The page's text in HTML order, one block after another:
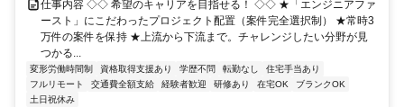
仕事内容 ◇◇ 希望のキャリアを目指せる！ ◇◇ ★「エンジニアファ
ースト」にこだわったプロジェクト配置（案件完全選択制） ★常時3
万件の案件を保持 ★上流から下流まで。チャレンジしたい分野が見
つかる...
変形労働時間制 資格取得支援あり 学歴不問 転勤なし
住宅手当あり
フルリモート
交通費全額支給 経験者歓迎 研修あり 在宅OK
ブランクOK
土日祝休み